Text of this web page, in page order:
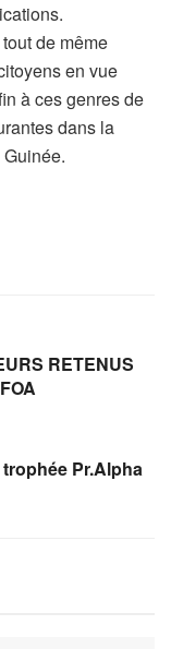
de même
en vue
à ces genres de
dans la
RETENUS
Pr.Alpha